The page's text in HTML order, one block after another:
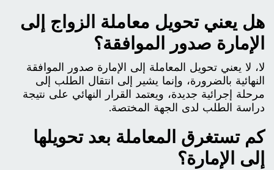
هل يعني تحويل معاملة الزواج إلى
الإمارة صدور الموافقة؟
لا، لا يعني تحويل المعاملة إلى الإمارة صدور الموافقة
النهائية بالضرورة، وإنما يشير إلى انتقال الطلب إلى
مرحلة إجرائية جديدة، ويعتمد القرار النهائي على نتيجة
دراسة الطلب لدى الجهة المختصة.
كم تستغرق المعاملة بعد تحويلها
إلى الإمارة؟